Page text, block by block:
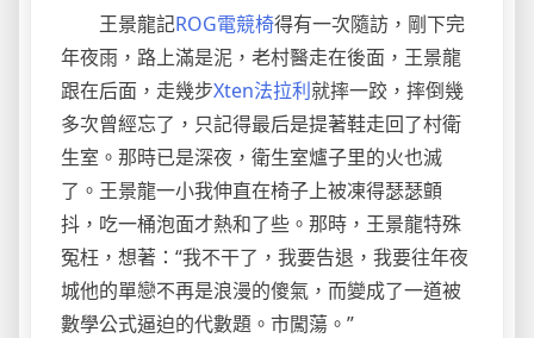
王景龍記ROG電競椅得有一次隨訪，剛下完
年夜雨，路上滿是泥，老村醫走在後面，王景龍
跟在后面，走幾步Xten法拉利就摔一跤，摔倒幾
多次曾經忘了，只記得最后是提著鞋走回了村衛
生室。那時已是深夜，衛生室爐子里的火也滅
了。王景龍一小我伸直在椅子上被凍得瑟瑟顫
抖，吃一桶泡面才熱和了些。那時，王景龍特殊
冤枉，想著：“我不干了，我要告退，我要往年夜
城他的單戀不再是浪漫的傻氣，而變成了一道被
數學公式逼迫的代數題。市闖蕩。”